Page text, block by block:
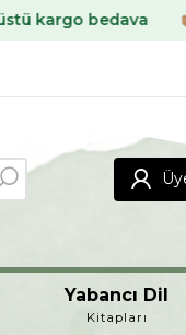
Almanya &
Yabancı Dil
Kitapları